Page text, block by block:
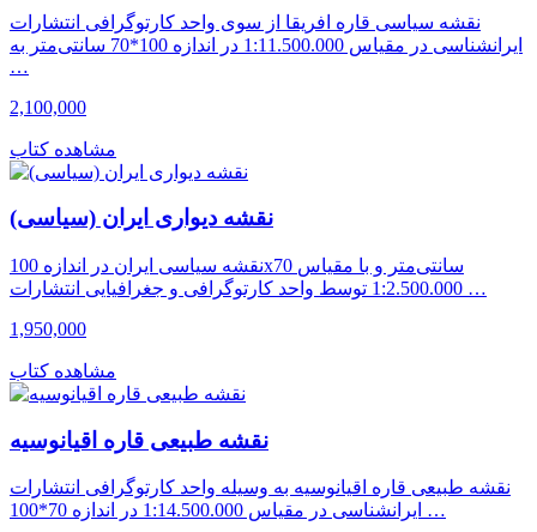
نقشه سیاسی قاره افریقا از سوی واحد کارتوگرافی انتشارات
ایرانشناسی در مقیاس 1:11.500.000 در اندازه 100*70 سانتی‌متر به
…
2,100,000
مشاهده کتاب
نقشه دیواری ایران (سیاسی)
نقشه سیاسی ایران در اندازه 100x70 سانتی‌متر و با مقیاس
1:2.500.000 توسط واحد کارتوگرافی و جغرافیایی انتشارات …
1,950,000
مشاهده کتاب
نقشه طبیعی قاره اقیانوسیه
نقشه طبیعی قاره اقیانوسیه به وسیله واحد کارتوگرافی انتشارات
ایرانشناسی در مقیاس 1:14.500.000 در اندازه 70*100 …